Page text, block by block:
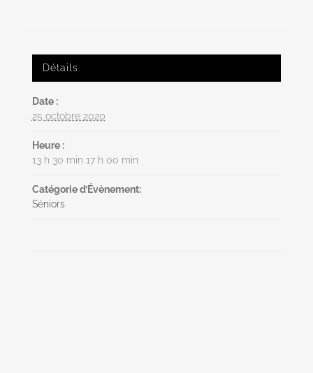
Détails
Date :
25 octobre 2020
Heure :
13 h 30 min 17 h 00 min
Catégorie d’Évènement:
Séniors